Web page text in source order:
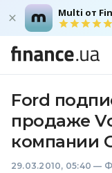
Multi от
Ford
продаже
компании
29.03.2010, 05:40 —